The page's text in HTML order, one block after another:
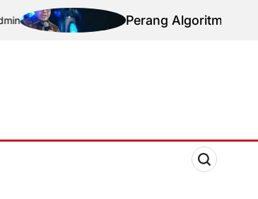
Perang Algoritma AI Makin